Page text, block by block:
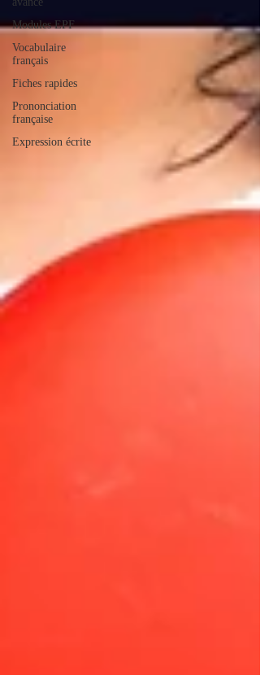
Modules EPF
Vocabulaire
français
Fiches rapides
Prononciation
française
Expression écrite